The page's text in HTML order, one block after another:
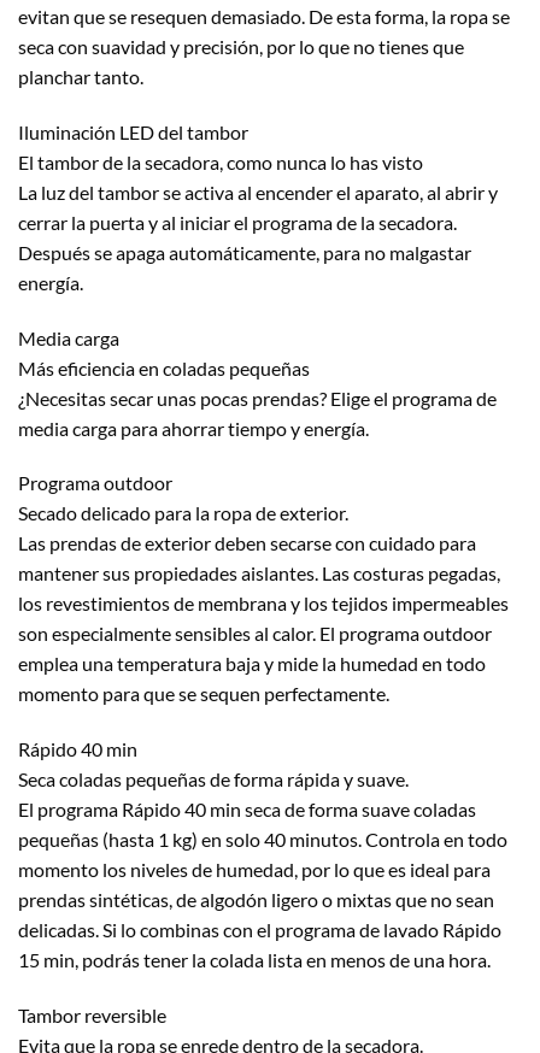
evitan que se resequen demasiado. De esta forma, la ropa se
seca con suavidad y precisión, por lo que no tienes que
planchar tanto.
Iluminación LED del tambor
El tambor de la secadora, como nunca lo has visto
La luz del tambor se activa al encender el aparato, al abrir y
cerrar la puerta y al iniciar el programa de la secadora.
Después se apaga automáticamente, para no malgastar
energía.
Media carga
Más eficiencia en coladas pequeñas
¿Necesitas secar unas pocas prendas? Elige el programa de
media carga para ahorrar tiempo y energía.
Programa outdoor
Secado delicado para la ropa de exterior.
Las prendas de exterior deben secarse con cuidado para
mantener sus propiedades aislantes. Las costuras pegadas,
los revestimientos de membrana y los tejidos impermeables
son especialmente sensibles al calor. El programa outdoor
emplea una temperatura baja y mide la humedad en todo
momento para que se sequen perfectamente.
Rápido 40 min
Seca coladas pequeñas de forma rápida y suave.
El programa Rápido 40 min seca de forma suave coladas
pequeñas (hasta 1 kg) en solo 40 minutos. Controla en todo
momento los niveles de humedad, por lo que es ideal para
prendas sintéticas, de algodón ligero o mixtas que no sean
delicadas. Si lo combinas con el programa de lavado Rápido
15 min, podrás tener la colada lista en menos de una hora.
Tambor reversible
Evita que la ropa se enrede dentro de la secadora.